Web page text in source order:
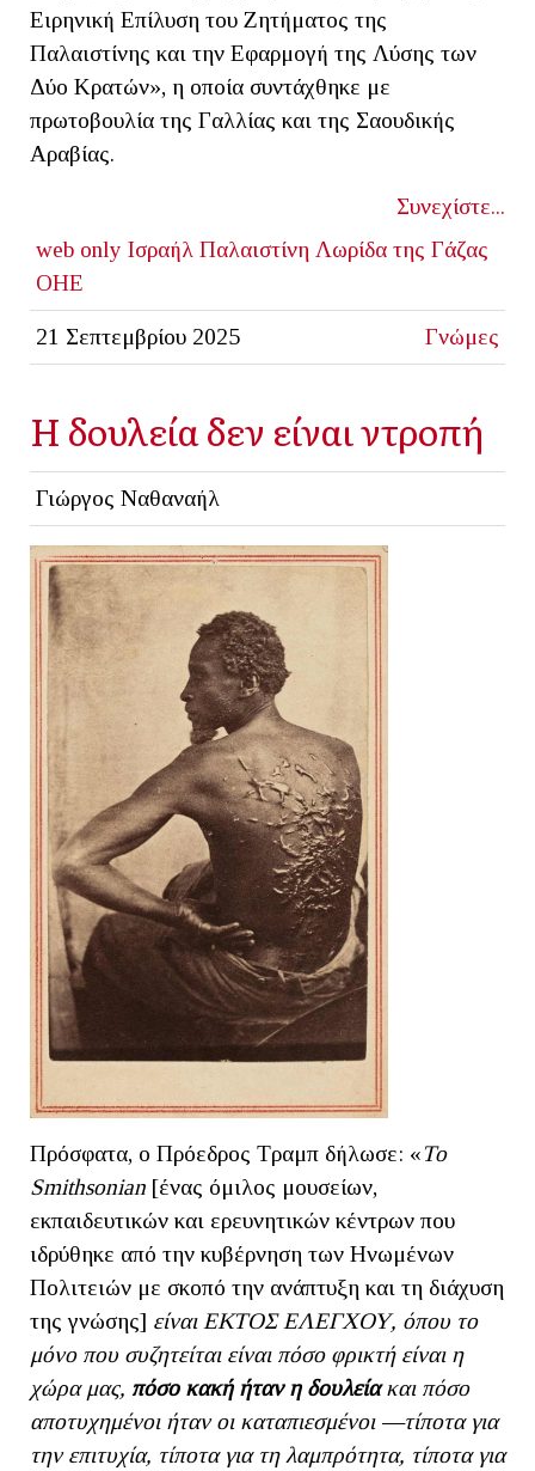
Ειρηνική Επίλυση του Ζητήματος της
Παλαιστίνης και την Εφαρμογή της Λύσης των
Δύο Κρατών», η οποία συντάχθηκε με
πρωτοβουλία της Γαλλίας και της Σαουδικής
Αραβίας.
Συνεχίστε...
web only Ισραήλ Παλαιστίνη Λωρίδα της Γάζας
ΟΗΕ
21 Σεπτεμβρίου 2025 Γνώμες
Η δουλεία δεν είναι ντροπή
Γιώργος Ναθαναήλ
Πρόσφατα, ο Πρόεδρος Τραμπ δήλωσε: «Το
Smithsonian [ένας όμιλος μουσείων,
εκπαιδευτικών και ερευνητικών κέντρων που
ιδρύθηκε από την κυβέρνηση των Ηνωμένων
Πολιτειών με σκοπό την ανάπτυξη και τη διάχυση
της γνώσης] είναι ΕΚΤΟΣ ΕΛΕΓΧΟΥ, όπου το
μόνο που συζητείται είναι πόσο φρικτή είναι η
χώρα μας, πόσο κακή ήταν η δουλείακαι πόσο
αποτυχημένοι ήταν οι καταπιεσμένοι —τίποτα για
την επιτυχία, τίποτα για τη λαμπρότητα, τίποτα για